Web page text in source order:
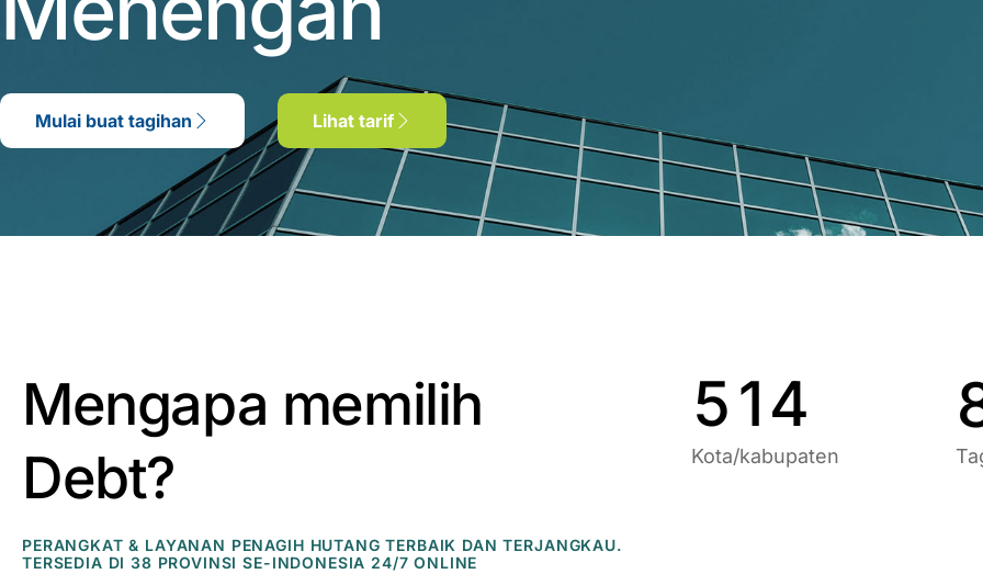
Mulai buat tagihan Lihat tarif
Mengapa memilih
Debt?
PERANGKAT & LAYANAN PENAGIH HUTANG TERBAIK DAN TERJANGKAU.
TERSEDIA DI 38 PROVINSI SE-INDONESIA 24/7 ONLINE
1
2
5
7
8
1
0
1
4
Kota/kabupaten